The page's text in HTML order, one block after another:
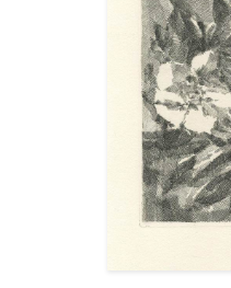
Dal 20 maggio al 20
alla Mostra - Mercato
mostra che si tiene a
1+1, espone 3 acqueforti.
Nel 1979 partecipa con
dell’Incisione Italiana,